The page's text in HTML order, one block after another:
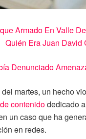
Armado En Valle
Quién Era Juan David
Denunciado
del martes, un hecho
contenidodedicado
un caso que ha
en redes.